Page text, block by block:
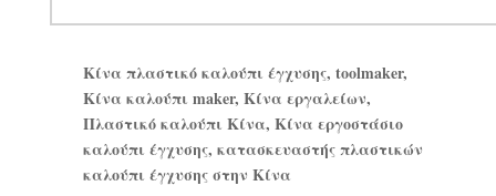
Κίνα πλαστικό καλούπι έγχυσης, toolmaker,
Κίνα καλούπι maker, Κίνα εργαλείων,
Πλαστικό καλούπι Κίνα, Κίνα εργοστάσιο
καλούπι έγχυσης, κατασκευαστής πλαστικών
καλούπι έγχυσης στην Κίνα